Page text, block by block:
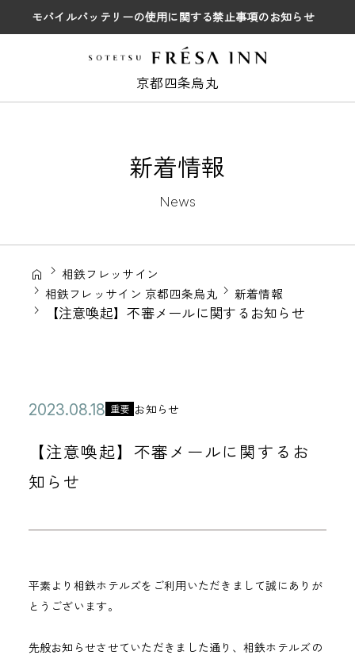
モバイルバッテリーの使用に関する禁止事項のお知らせ
京都四条烏丸
新着情報
News
相鉄フレッサイン
相鉄フレッサイン 京都四条烏丸
新着情報
【注意喚起】不審メールに関するお知らせ
【注意喚起】不審メールに関するお
知らせ
公
日
2
3
1
8
日
カ
テ
ゴ
リ
重要 お知らせ
平素より相鉄ホテルズをご利用いただきまして誠にありが
とうございます。
先般お知らせさせていただきました通り、相鉄ホテルズの